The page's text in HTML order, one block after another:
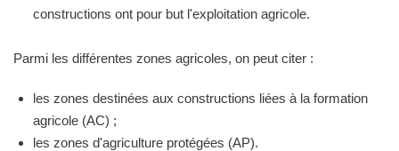
constructions ont pour but l'exploitation agricole.
Parmi les différentes zones agricoles, on peut citer :
les zones destinées aux constructions liées à la formation
agricole (AC) ;
les zones d'agriculture protégées (AP).